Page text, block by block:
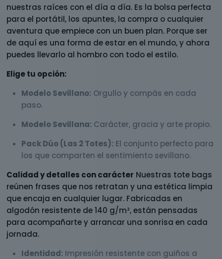
nuestras raíces con el día a día. Es la bolsa perfecta
para el portátil, los apuntes, la compra o cualquier
aventura que empiece con un buen plan. Porque ser
de aquí es una forma de estar en el mundo, y ahora
puedes llevarlo al hombro con todo el estilo.
Elige tu opción:
Modelo Sevillano: Orgullo y compás en cada
paso.
Modelo Sevillana: Carácter, gracia y arte propio.
Pack Dúo (Las 2 Totes): El conjunto perfecto para
los que comparten el sentimiento sevillano.
Calidad y detalles con carácter Nuestras tote bags
reúnen frases que nos retratan y una estética limpia
que encaja en cualquier lugar. Fabricadas en
algodón resistente de 140 g/m², están pensadas
para acompañarte y arrancar una sonrisa en cada
jornada.
Identidad: Impresión resistente con guiños a